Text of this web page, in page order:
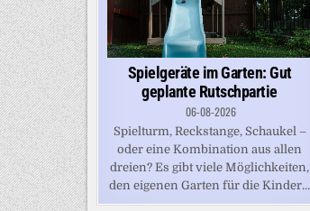
Spielgeräte im Garten: Gut
geplante Rutschpartie
06-08-2026
Spielturm, Reckstange, Schaukel –
oder eine Kombination aus allen
dreien? Es gibt viele Möglichkeiten,
den eigenen Garten für die Kinder...